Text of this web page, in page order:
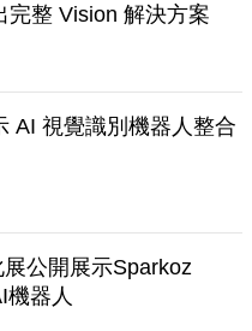
完整 Vision 解決方案
AI 視覺識別機器人整合
公開展示Sparkoz
器人